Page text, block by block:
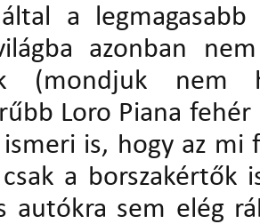
a
azonban
(mondjuk
Loro Piana
is, hogy az
a borszakértők
autókra sem elég